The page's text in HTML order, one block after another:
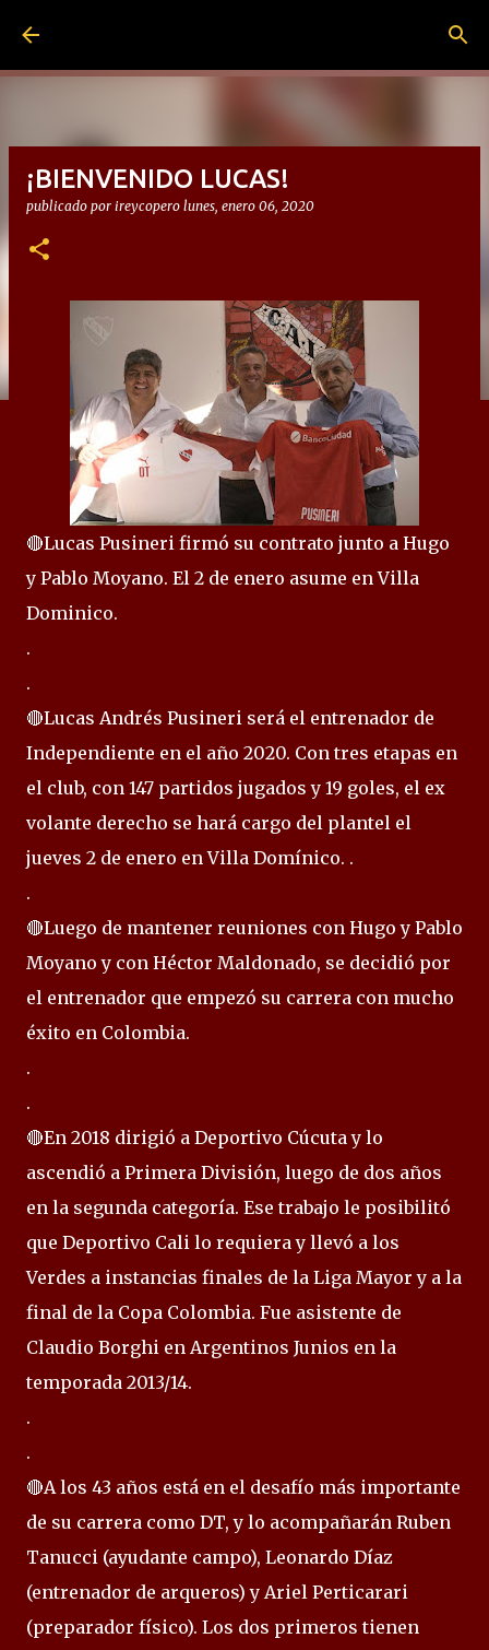
¡BIENVENIDO LUCAS!
publicado por ireycopero lunes, enero 06, 2020
🔴Lucas Pusineri firmó su contrato junto a Hugo
y Pablo Moyano. El 2 de enero asume en Villa
Dominico.
.
.
🔴Lucas Andrés Pusineri será el entrenador de
Independiente en el año 2020. Con tres etapas en
el club, con 147 partidos jugados y 19 goles, el ex
volante derecho se hará cargo del plantel el
jueves 2 de enero en Villa Domínico. .
.
🔴Luego de mantener reuniones con Hugo y Pablo
Moyano y con Héctor Maldonado, se decidió por
el entrenador que empezó su carrera con mucho
éxito en Colombia.
.
.
🔴En 2018 dirigió a Deportivo Cúcuta y lo
ascendió a Primera División, luego de dos años
en la segunda categoría. Ese trabajo le posibilitó
que Deportivo Cali lo requiera y llevó a los
Verdes a instancias finales de la Liga Mayor y a la
final de la Copa Colombia. Fue asistente de
Claudio Borghi en Argentinos Junios en la
temporada 2013/14.
.
.
🔴A los 43 años está en el desafío más importante
de su carrera como DT, y lo acompañarán Ruben
Tanucci (ayudante campo), Leonardo Díaz
(entrenador de arqueros) y Ariel Perticarari
(preparador físico). Los dos primeros tienen